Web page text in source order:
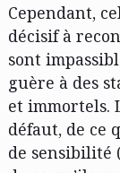
Cependant,
décisif à
sont
guère à des
et immortels.
défaut, de ce
de sensibilité